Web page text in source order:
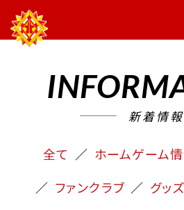
新着情報
全て ホームゲーム
ファンクラブ
グッズ